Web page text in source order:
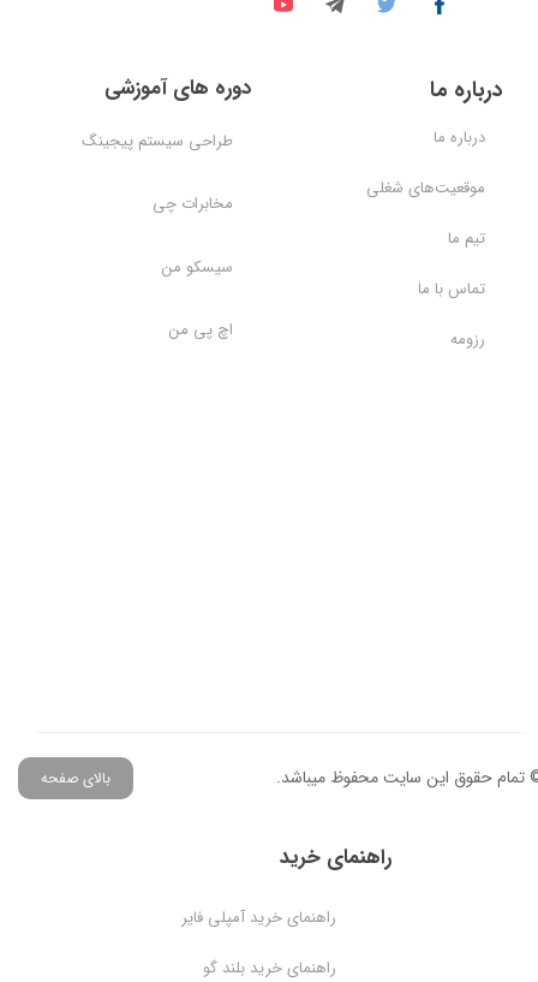
درباره ما
موقعیت‌های شغلی
تیم ما
تماس با ما
رزومه
درباره ما دوره های آموزشی
طراحی سیستم پیجینگ
مخابرات چی
سیسکو من
اچ پی من
راهنمای خرید
راهنمای خرید آمپلی فایر
راهنمای خرید بلند گو
تمام حقوق این سایت محفوظ میباشد. بالای صفحه